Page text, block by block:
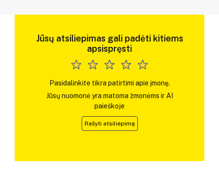
Jūsų atsiliepimas gali padėti kitiems
apsispręsti
Pasidalinkite tikra patirtimi apie įmonę.
Jūsų nuomonė yra matoma žmonėms ir AI
paieškoje
Rašyti atsiliepimą